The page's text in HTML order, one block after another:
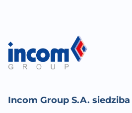
Incom Group S.A. siedziba